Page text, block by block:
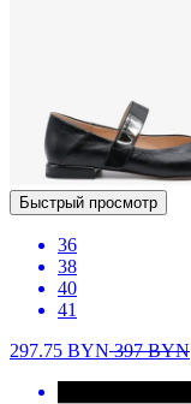
Быстрый просмотр
36
38
40
41
297.75 BYN397BYN